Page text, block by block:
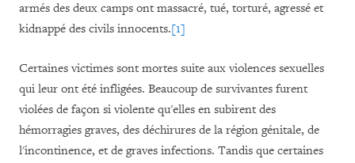
armés des deux camps ont massacré, tué, torturé, agressé et
kidnappé des civils innocents.[1]
Certaines victimes sont mortes suite aux violences sexuelles
qui leur ont été infligées. Beaucoup de survivantes furent
violées de façon si violente qu'elles en subirent des
hémorragies graves, des déchirures de la région génitale, de
l'incontinence, et de graves infections. Tandis que certaines